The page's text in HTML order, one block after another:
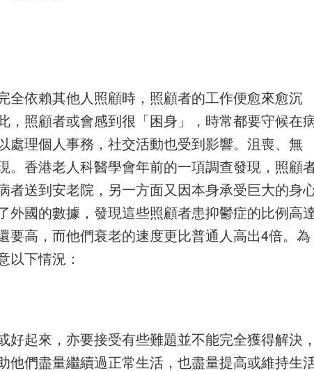
全依賴其他人照顧時，照顧者的工作便愈來愈沉
，照顧者或會感到很「困身」，時常都要守候在
處理個人事務，社交活動也受到影響。沮喪、無
。香港老人科醫學會年前的一項調查發現，照顧
者送到安老院，另一方面又因本身承受巨大的身
外國的數據，發現這些照顧者患抑鬱症的比例高
要高，而他們衰老的速度更比普通人高出4倍。為
以下情況：
起來，亦要接受有些難題並不能完全獲得解決，
他們盡量繼續過正常生活，也盡量提高或維持生